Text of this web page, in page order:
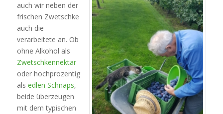
auch wir neben der
frischen Zwetschke
auch die
verarbeitete an. Ob
ohne Alkohol als
Zwetschkennektar
oder hochprozentig
als edlen Schnaps,
beide überzeugen
mit dem typischen